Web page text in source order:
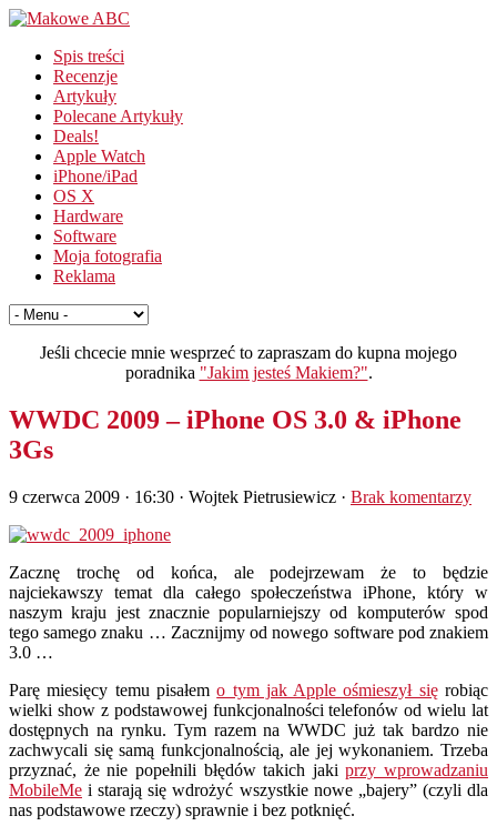
Spis treści
Recenzje
Artykuły
Polecane Artykuły
Deals!
Apple Watch
iPhone/iPad
OS X
Hardware
Software
Moja fotografia
Reklama
Jeśli chcecie mnie wesprzeć to zapraszam do kupna mojego
poradnika "Jakim jesteś Makiem?".
WWDC 2009 – iPhone OS 3.0 & iPhone
3Gs
9 czerwca 2009 · 16:30 · Wojtek Pietrusiewicz · Brak komentarzy
Zacznę trochę od końca, ale podejrzewam że to będzie
najciekawszy temat dla całego społeczeństwa iPhone, który w
naszym kraju jest znacznie popularniejszy od komputerów spod
tego samego znaku … Zacznijmy od nowego software pod znakiem
3.0 …
Parę miesięcy temu pisałemo tym jak Apple ośmieszył sięrobiąc
wielki show z podstawowej funkcjonalności telefonów od wielu lat
dostępnych na rynku. Tym razem na WWDC już tak bardzo nie
zachwycali się samą funkcjonalnością, ale jej wykonaniem. Trzeba
przyznać, że nie popełnili błędów takich jakiprzy wprowadzaniu
MobileMe i starają się wdrożyć wszystkie nowe „bajery” (czyli dla
nas podstawowe rzeczy) sprawnie i bez potknięć.